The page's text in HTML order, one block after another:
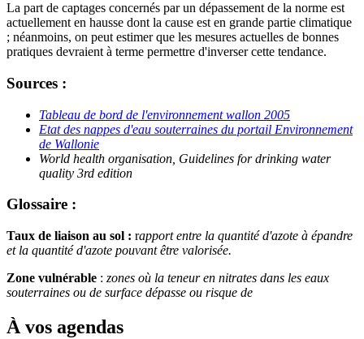
La part de captages concernés par un dépassement de la norme est
actuellement en hausse dont la cause est en grande partie climatique
; néanmoins, on peut estimer que les mesures actuelles de bonnes
pratiques devraient à terme permettre d'inverser cette tendance.
Sources :
Tableau de bord de l'environnement wallon 2005
Etat des nappes d'eau souterraines du portail Environnement
de Wallonie
World health organisation, Guidelines for drinking water
quality 3rd edition
Glossaire :
Taux de liaison au sol : rapport entre la quantité d'azote à épandre
et la quantité d'azote pouvant être valorisée.
Zone vulnérable : zones où la teneur en nitrates dans les eaux
souterraines ou de surface dépasse ou risque de
À vos agendas